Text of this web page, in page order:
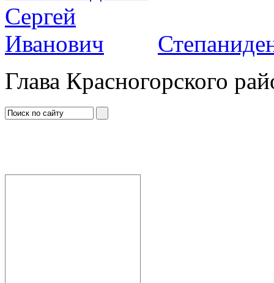
Глава Красногорского